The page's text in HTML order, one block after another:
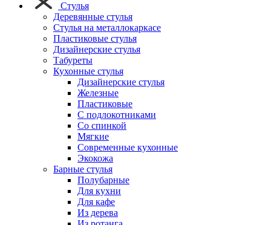
Стулья
Деревянные стулья
Стулья на металлокаркасе
Пластиковые стулья
Дизайнерские стулья
Табуреты
Кухонные стулья
Дизайнерские стулья
Железные
Пластиковые
С подлокотниками
Со спинкой
Мягкие
Современные кухонные
Экокожа
Барные стулья
Полубарные
Для кухни
Для кафе
Из дерева